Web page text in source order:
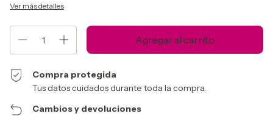
Ver más detalles
Compra protegida
Tus datos cuidados durante toda la compra.
Cambios y devoluciones